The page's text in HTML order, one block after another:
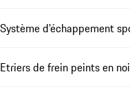
Système d'échappement
Etriers de frein peints en